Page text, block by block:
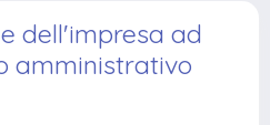
dell'impresa ad
amministrativo